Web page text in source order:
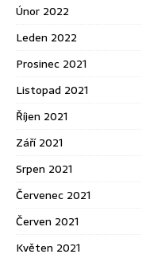
Únor 2022
Leden 2022
Prosinec 2021
Listopad 2021
Říjen 2021
Září 2021
Srpen 2021
Červenec 2021
Červen 2021
Květen 2021